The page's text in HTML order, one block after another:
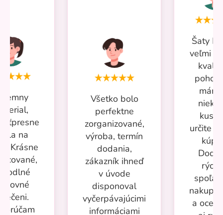
na
Krásne
Všetko bolo
perfektne
zorganizované,
výroba, termín
dodania,
zákazník ihneď
v úvode
disponoval
vyčerpávajúcimi
informáciami
Šaty
veľmi
mám
určite
a